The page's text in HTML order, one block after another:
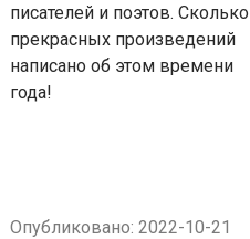
писателей и поэтов. Сколько
прекрасных произведений
написано об этом времени
года!
Опубликовано: 2022-10-21